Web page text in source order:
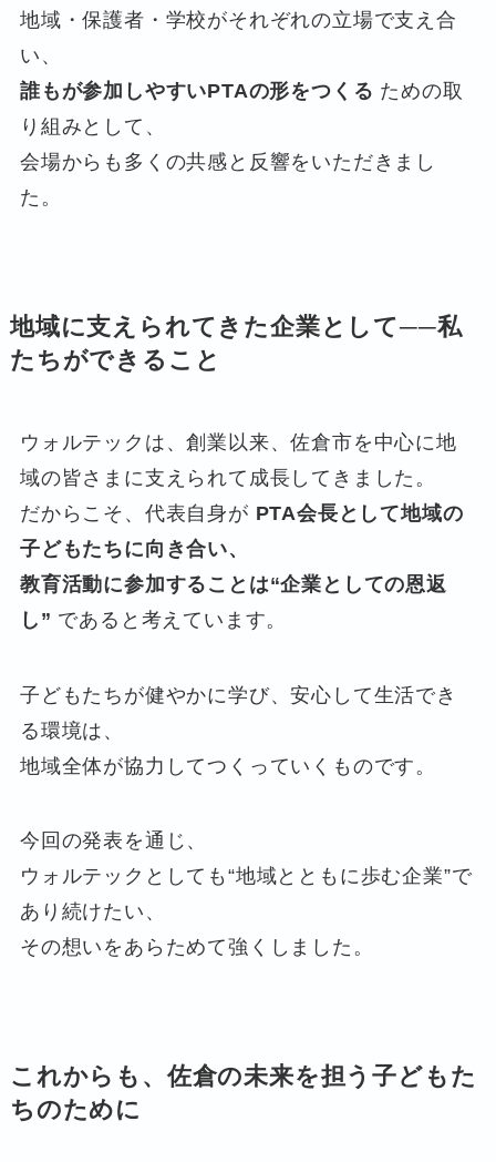
地域・保護者・学校がそれぞれの立場で支え合
い、
誰もが参加しやすいPTAの形をつくる ための取
り組みとして、
会場からも多くの共感と反響をいただきまし
た。
地域に支えられてきた企業として──私
たちができること
ウォルテックは、創業以来、佐倉市を中心に地
域の皆さまに支えられて成長してきました。
だからこそ、代表自身が PTA会長として地域の
子どもたちに向き合い、
教育活動に参加することは“企業としての恩返
し” であると考えています。
子どもたちが健やかに学び、安心して生活でき
る環境は、
地域全体が協力してつくっていくものです。
今回の発表を通じ、
ウォルテックとしても“地域とともに歩む企業”で
あり続けたい、
その想いをあらためて強くしました。
これからも、佐倉の未来を担う子どもた
ちのために